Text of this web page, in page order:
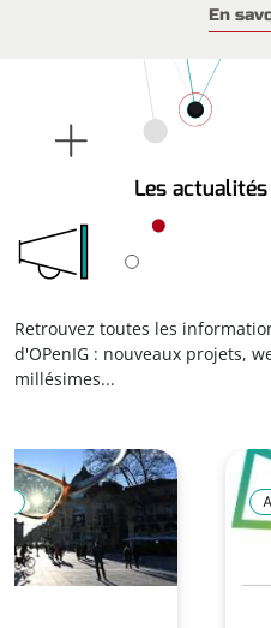
majoritairement des
Géographiques et Ouvertes,
de groupes de travail et
donnée géographique.
En
Les actualités
Retrouvez toutes les
d'OPenIG : nouveaux projets,
millésimes...